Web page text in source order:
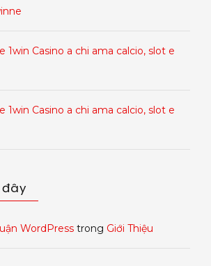
1win Casino a chi ama calcio, slot e
1win Casino a chi ama calcio, slot e
đây
WordPress trong Giới Thiệu